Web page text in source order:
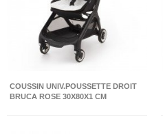
COUSSIN UNIV.POUSSETTE DROIT
BRUCA ROSE 30X80X1 CM